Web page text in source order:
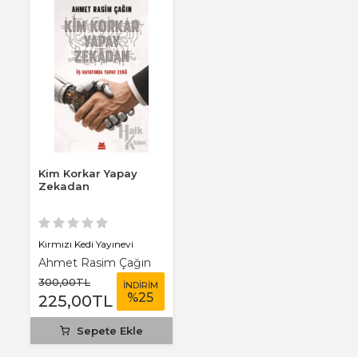
Kim Korkar Yapay
Zekadan
Kırmızı Kedi Yayınevi
Ahmet Rasim Çağın
300,00TL
225,00TL
İNDİRİM
%25
Sepete Ekle